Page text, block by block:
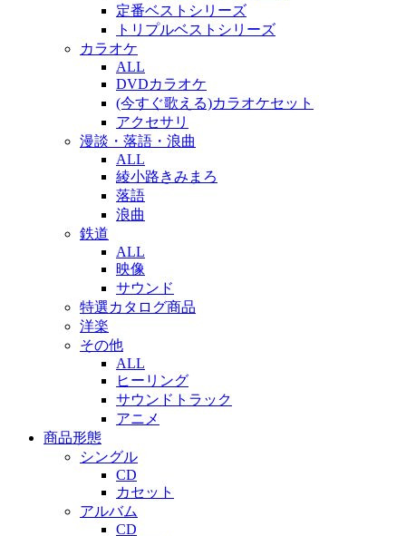
定番ベストシリーズ
トリプルベストシリーズ
カラオケ
ALL
DVDカラオケ
(今すぐ歌える)カラオケセット
アクセサリ
漫談・落語・浪曲
ALL
綾小路きみまろ
落語
浪曲
鉄道
ALL
映像
サウンド
特選カタログ商品
洋楽
その他
ALL
ヒーリング
サウンドトラック
アニメ
商品形態
シングル
CD
カセット
アルバム
CD